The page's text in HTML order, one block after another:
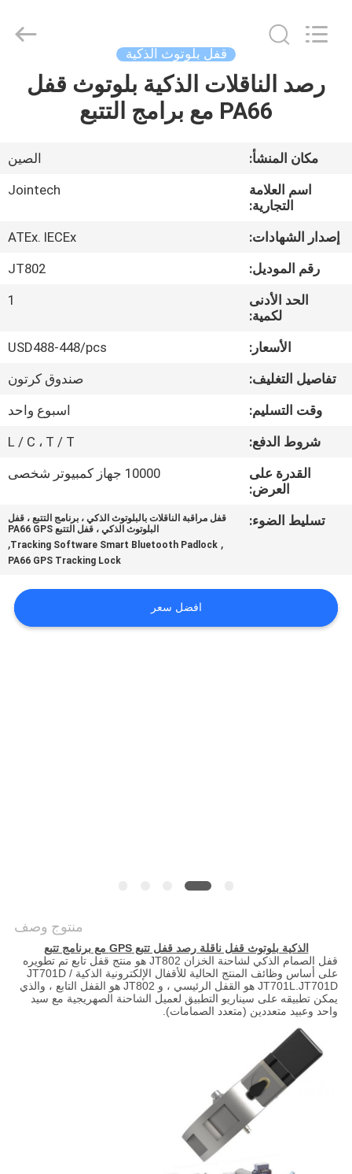
الصفحة
منتجات
الواقع
الافتراضي
معلومات
جولة
المعمل
الجودة
بنا
قفل بلوتوث الذكية
رصد الناقلات الذكية بلوتوث قفل
PA66 مع برامج التتبع
مكان المنشأ:
الصين
اسم العلامة
التجارية:
Jointech
إصدار الشهادات:
ATEx. IECEx
رقم الموديل:
JT802
الحد الأدنى
لكمية:
1
الأسعار:
USD488-448/pcs
تفاصيل التغليف:
صندوق كرتون
وقت التسليم:
اسبوع واحد
شروط الدفع:
L / C ، T / T
القدرة على
العرض:
10000 جهاز كمبيوتر شخصى
تسليط الضوء:
قفل مراقبة الناقلات بالبلوتوث الذكي ، برنامج التتبع ، قفل
البلوتوث الذكي ، قفل التتبع PA66 GPS
,
Tracking Software Smart Bluetooth Padlock
,
PA66 GPS Tracking Lock
افضل سعر
منتوج وصف
الذكية بلوتوث قفل ناقلة رصد قفل تتبع GPS مع برنامج تتبع
قفل الصمام الذكي لشاحنة الخزان JT802 هو منتج قفل تابع تم تطويره
على أساس وظائف المنتج الحالية للأقفال الإلكترونية الذكية JT701D /
JT701L.JT701D هو القفل الرئيسي ، و JT802 هو القفل التابع ، والذي
يمكن تطبيقه على سيناريو التطبيق لعميل الشاحنة الصهريجية مع سيد
واحد وعبيد متعددين (متعدد الصمامات).